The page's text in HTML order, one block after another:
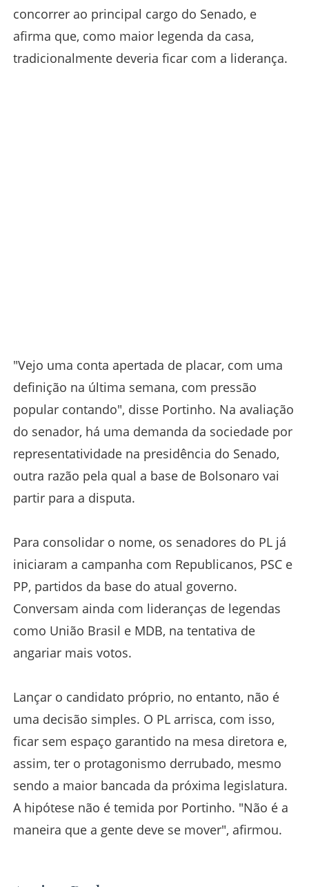
concorrer ao principal cargo do Senado, e
afirma que, como maior legenda da casa,
tradicionalmente deveria ficar com a liderança.
"Vejo uma conta apertada de placar, com uma
definição na última semana, com pressão
popular contando", disse Portinho. Na avaliação
do senador, há uma demanda da sociedade por
representatividade na presidência do Senado,
outra razão pela qual a base de Bolsonaro vai
partir para a disputa.
Para consolidar o nome, os senadores do PL já
iniciaram a campanha com Republicanos, PSC e
PP, partidos da base do atual governo.
Conversam ainda com lideranças de legendas
como União Brasil e MDB, na tentativa de
angariar mais votos.
Lançar o candidato próprio, no entanto, não é
uma decisão simples. O PL arrisca, com isso,
ficar sem espaço garantido na mesa diretora e,
assim, ter o protagonismo derrubado, mesmo
sendo a maior bancada da próxima legislatura.
A hipótese não é temida por Portinho. "Não é a
maneira que a gente deve se mover", afirmou.